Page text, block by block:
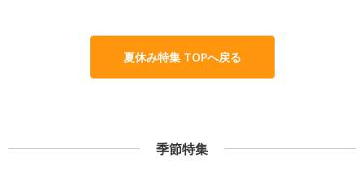
夏休み特集 TOPへ戻る
季節特集